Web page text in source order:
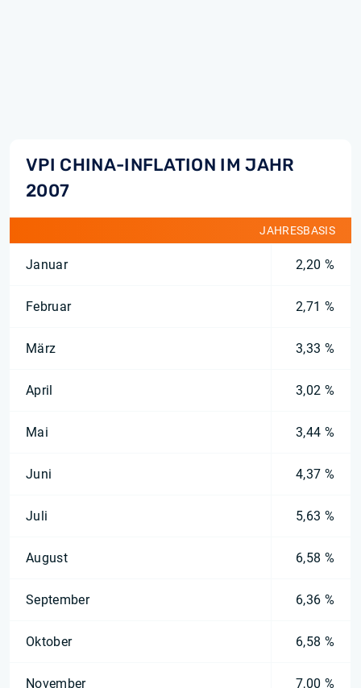
VPI CHINA-INFLATION IM JAHR
2007
JAHRESBASIS
Januar 2,20 %
Februar 2,71 %
März 3,33 %
April 3,02 %
Mai 3,44 %
Juni 4,37 %
Juli 5,63 %
August 6,58 %
September 6,36 %
Oktober 6,58 %
November 7,00 %